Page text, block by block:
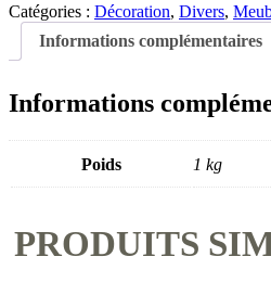
Catégories : Décoration, Divers,
Informations complémentaires
Informations
Poids 1 kg
PRODUITS